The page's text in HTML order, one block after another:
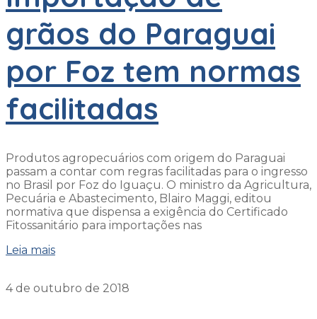
grãos do Paraguai
por Foz tem normas
facilitadas
Produtos agropecuários com origem do Paraguai
passam a contar com regras facilitadas para o ingresso
no Brasil por Foz do Iguaçu. O ministro da Agricultura,
Pecuária e Abastecimento, Blairo Maggi, editou
normativa que dispensa a exigência do Certificado
Fitossanitário para importações nas
Leia mais
4 de outubro de 2018